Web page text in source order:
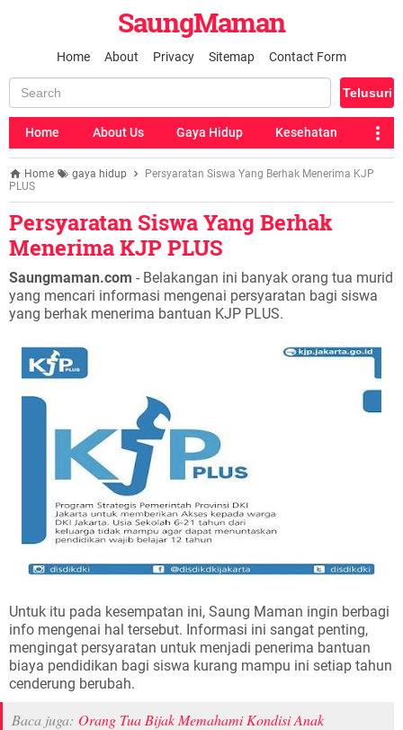
SaungMaman
Home About Privacy Sitemap Contact Form
Home About Us Gaya Hidup Kesehatan
Home gaya hidup
Persyaratan Siswa Yang Berhak Menerima KJP
PLUS
Persyaratan Siswa Yang Berhak
Menerima KJP PLUS
Saungmaman.com - Belakangan ini banyak orang tua murid
yang mencari informasi mengenai persyaratan bagi siswa
yang berhak menerima bantuan KJP PLUS.
Untuk itu pada kesempatan ini, Saung Maman ingin berbagi
info mengenai hal tersebut. Informasi ini sangat penting,
mengingat persyaratan untuk menjadi penerima bantuan
biaya pendidikan bagi siswa kurang mampu ini setiap tahun
cenderung berubah.
Baca juga: Orang Tua Bijak Memahami Kondisi Anak